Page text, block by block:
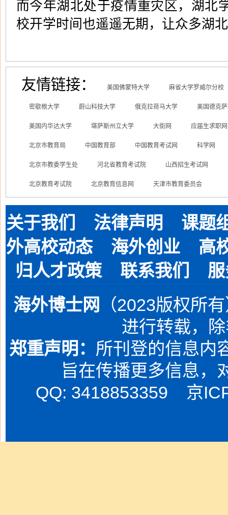
而今年湖北处于疫情重灾区，湖北
校开学时间也遥遥无期，让众多湖
友情链接： 美国佛蒙特大学 麻省大学罗威尔分校
密歇根大学 蔚山科技大学 俄克拉荷马大学 美国德克
美国内华达大学 堪萨斯州立大学 大街网 应届生求职网
北京市教育局 中国教育部 中国教育考试网 科学网
北京市教委学生处 河北省教育考试院 山西招生考试网
北京教育考试院 北京教育信息网 天津市教育委员会
关于我们 法律声明
课题
外高校动态
海外创业
高
归人才政策
联系我们
海外博士网
（2023版权所
进行转载，
郑重声明： 所刊登的信息内
旨在传播更多信息，
QQ: 3418853359 京